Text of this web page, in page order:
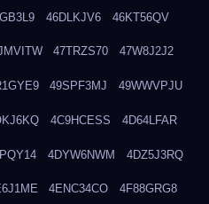
46DLKJV6 46KT56QV
47TRZS70 47W8J2J2
49SPF3MJ 49WWVPJU
4C9HCESS 4D64LFAR
4DYW6NWM 4DZ5J3RQ
4ENC34CO 4F88GRG8